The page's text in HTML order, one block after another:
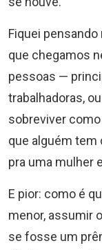
Fiquei
que chegamos
pessoas —
trabalhadoras,
sobreviver
que alguém tem
pra uma mulher
E pior: como é
menor, assumir
se fosse um